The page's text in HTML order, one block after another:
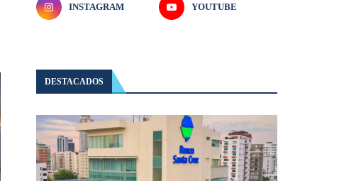
INSTAGRAM YOUTUBE
DESTACADOS